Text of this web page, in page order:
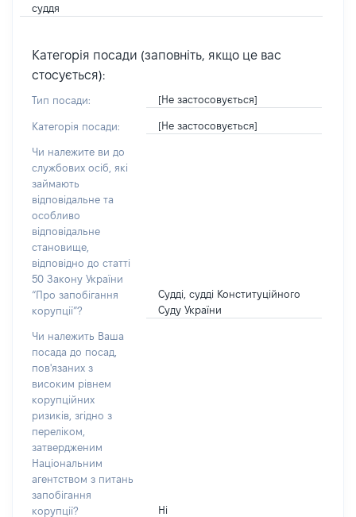
суддя
Категорія посади (заповніть, якщо це вас
стосується):
Тип посади: [Не застосовується]
Категорія посади: [Не застосовується]
Чи належите ви до
службових осіб, які
займають
відповідальне та
особливо
відповідальне
становище,
відповідно до статті
50 Закону України
“Про запобігання
корупції”?
Судді, судді Конституційного
Суду України
Чи належить Ваша
посада до посад,
пов'язаних з
високим рівнем
корупційних
ризиків, згідно з
переліком,
затвердженим
Національним
агентством з питань
запобігання
корупції?
Ні